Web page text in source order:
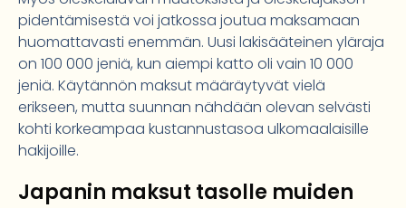
pidentämisestä voi jatkossa joutua maksamaan
huomattavasti enemmän. Uusi lakisääteinen yläraja
on 100 000 jeniä, kun aiempi katto oli vain 10 000
jeniä. Käytännön maksut määräytyvät vielä
erikseen, mutta suunnan nähdään olevan selvästi
kohti korkeampaa kustannustasoa ulkomaalaisille
hakijoille.
Japanin maksut tasolle muiden